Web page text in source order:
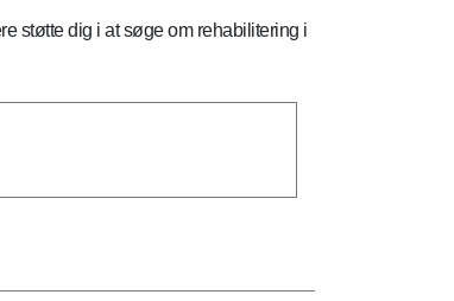
støtte dig i at søge om rehabilitering i